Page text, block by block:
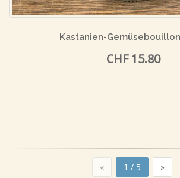
Kastanien-
CHF 15.80
« 1 / 5 »